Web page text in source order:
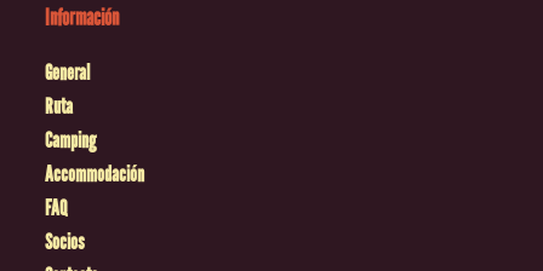
Información
General
Ruta
Camping
Accommodación
FAQ
Socios